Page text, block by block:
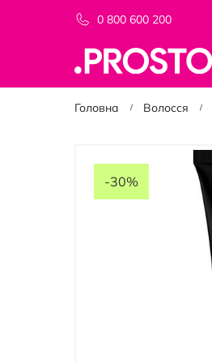
0 800 600 200
Головна Волосся
галереї
-30%